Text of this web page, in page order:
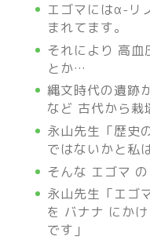
エゴマにはα-リ
まれてます。
それにより 高血
とか…
縄文時代の遺跡
など 古代から栽
永山先生「歴史
ではないかと私
そんな エゴマ
永山先生「エゴ
を バナナ にか
です」